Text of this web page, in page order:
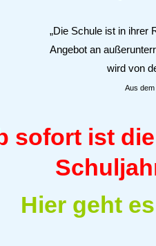
„Die Schule ist in ihrer
Angebot an
wird von
Aus
sofort ist
Hier geht